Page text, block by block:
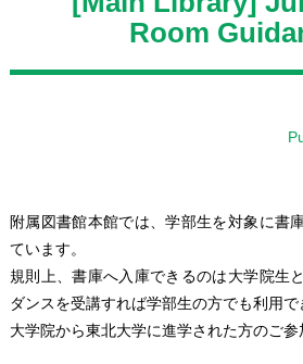
Room
附属図書館本館では、学部生を対象に書
ています。
規則上、書庫へ入庫できるのは大学院生
ダンスを受講すれば学部生の方でも利用で
大学院から東北大学に進学された方のご参